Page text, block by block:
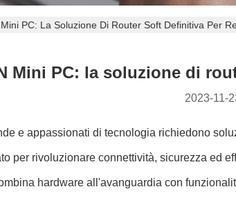
PC: La Soluzione Di Router Soft Definitiva Per
Mini PC: la soluzione di
2023-11-
e appassionati di tecnologia richiedono
per rivoluzionare connettività, sicurezza ed
hardware all'avanguardia con